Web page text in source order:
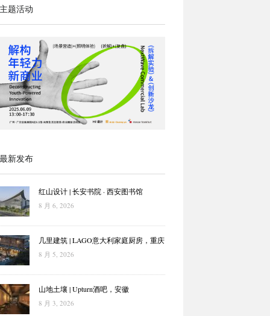
题活动
新发布
红山设计 | 长安书院 · 西安图书馆
8 月 6, 2026
几里建筑 | LAGO意大利家庭厨房，重庆
8 月 5, 2026
山地土壤 | Upturn酒吧，安徽
8 月 3, 2026